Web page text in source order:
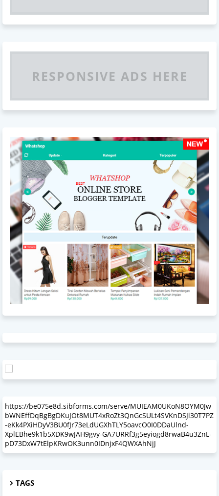
RESPONSIVE ADS HERE
https://be075e8d.sibforms.com/serve/MUIEAM0UKoN8OYM0Jw
bWNEffDqBgBgDKuJOt8MUT4xRoZt3QnGcSULt4SVKnDSJl30T7PZ
-eKk4PXiHDyV3BU0fJr73eLdUGXhTLY5oavcO0I0DDaUlnd-
XplEBhe9k1b5XDK9wJAH9gvy-GA7URRf3g5eyiogd8rwaB4u3ZnL-
pD73DxW7tElpKRwOK3unn0IDnjxF4QWXAhNjJ
TAGS